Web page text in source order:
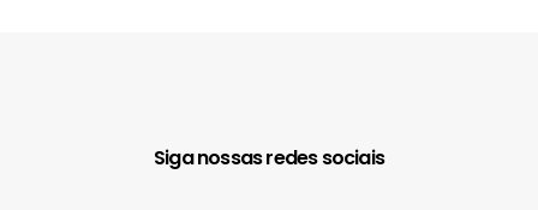
Siga nossas redes sociais